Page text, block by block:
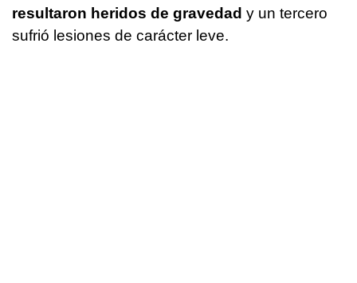
resultaron heridos de gravedad y un tercero
sufrió lesiones de carácter leve.